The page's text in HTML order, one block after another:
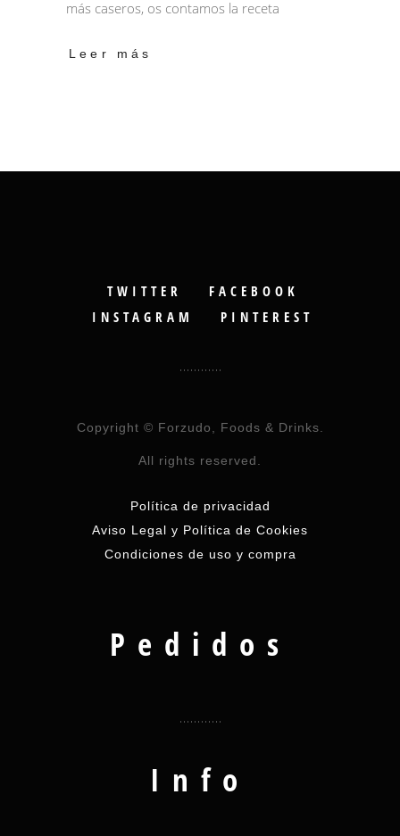
más caseros, os contamos la receta
Leer más
TWITTER
FACEBOOK
INSTAGRAM
PINTEREST
Copyright © Forzudo, Foods & Drinks.
All rights reserved.
Política de privacidad
Aviso Legal y Política de Cookies
Condiciones de uso y compra
Pedidos
Info